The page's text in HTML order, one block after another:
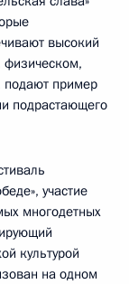
высокий
физическом,
подают пример
подрастающего
участие
многодетных
культурой
на одном